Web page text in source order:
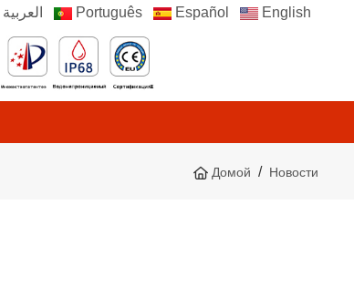
العربية Português Español English
Домой Новости